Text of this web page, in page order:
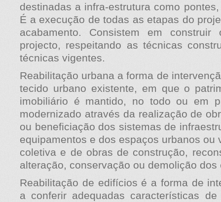
destinadas a infra-estrutura como
É a execução de todas as etapas do
acabamento. Consistem em
projecto, respeitando as técnicas
técnicas vigentes.
Reabilitação urbana a forma de
tecido urbano existente, em que o
imobiliário é mantido, no todo ou em
modernizado através da realização de
ou beneficiação dos sistemas de
equipamentos e dos espaços urbanos ou
coletiva e de obras de construção,
alteração, conservação ou demolição dos
Reabilitação de edifícios é a forma de
a conferir adequadas características